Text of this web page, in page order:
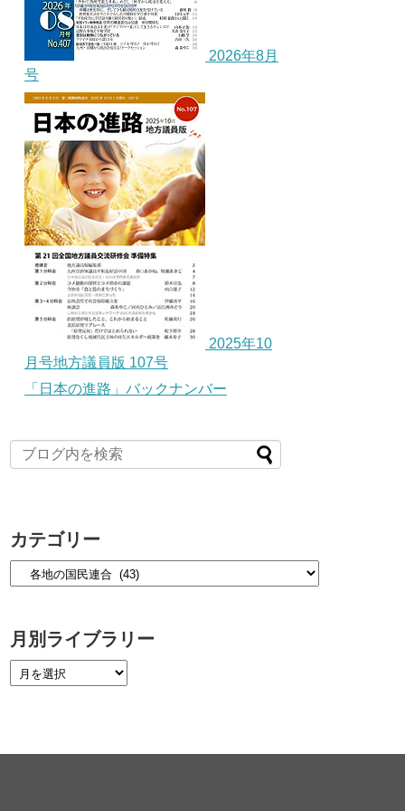
2026年8月
号
2025年10
月号地方議員版 107号
「日本の進路」バックナンバー
カテゴリー
月別ライブラリー